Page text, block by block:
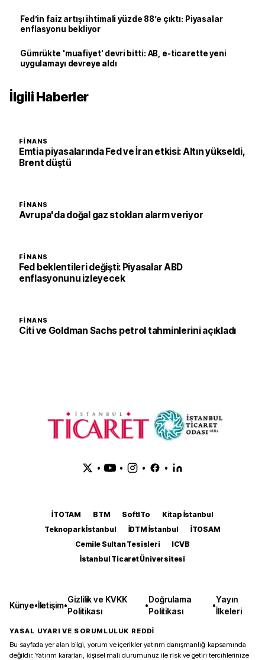
Fed’in faiz artışı ihtimali yüzde 88’e çıktı: Piyasalar
enflasyonu bekliyor
Gümrükte 'muafiyet' devri bitti: AB, e-ticarette yeni
uygulamayı devreye aldı
İlgili Haberler
FINANS
Emtia piyasalarında Fed ve İran etkisi: Altın yükseldi,
Brent düştü
FINANS
Avrupa'da doğal gaz stokları alarm veriyor
FINANS
Fed beklentileri değişti: Piyasalar ABD
enflasyonunu izleyecek
FINANS
Citi ve Goldman Sachs petrol tahminlerini açıkladı
• • • •
İTOTAM BTM SoftITo
Kitap İstanbul
Teknopark İstanbul
İDTM İstanbul
İTOSAM
Cemile Sultan Tesisleri
ICVB
İstanbul Ticaret Üniversitesi
Künye•İletişim•
Gizlilik ve KVKK
Politikası
•
Doğrulama
Politikası
•
Yayın
İlkeleri
YASAL UYARI VE SORUMLULUK REDDİ
Bu sayfada yer alan bilgi, yorum ve içerikler yatırım danışmanlığı kapsamında
değildir. Yatırım kararları, kişisel mali durumunuz ile risk ve getiri tercihlerinize